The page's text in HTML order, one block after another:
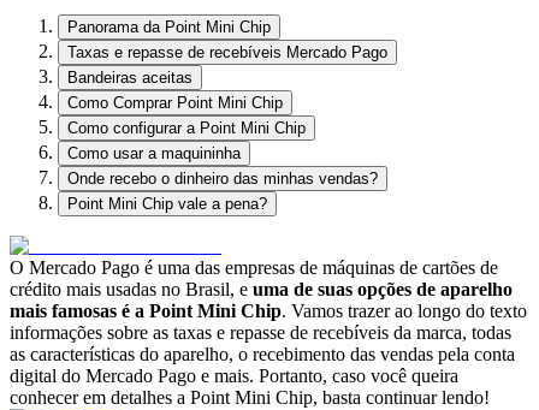
Panorama da Point Mini Chip
Taxas e repasse de recebíveis Mercado Pago
Bandeiras aceitas
Como Comprar Point Mini Chip
Como configurar a Point Mini Chip
Como usar a maquininha
Onde recebo o dinheiro das minhas vendas?
Point Mini Chip vale a pena?
O Mercado Pago é uma das empresas de máquinas de cartões de
crédito mais usadas no Brasil, e uma de suas opções de aparelho
mais famosas é a Point Mini Chip. Vamos trazer ao longo do texto
informações sobre as taxas e repasse de recebíveis da marca, todas
as características do aparelho, o recebimento das vendas pela conta
digital do Mercado Pago e mais. Portanto, caso você queira
conhecer em detalhes a Point Mini Chip, basta continuar lendo!